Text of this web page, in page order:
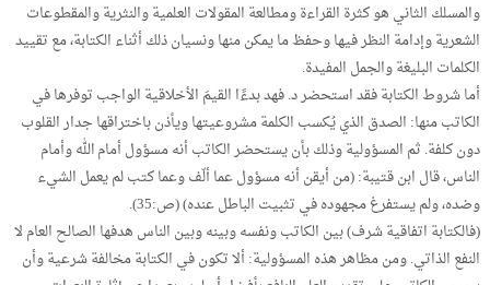
والمسلك الثاني هو كثرة القراءة ومطالعة المقولات العلمية والنثرية والمقطوعات
الشعرية وإدامة النظر فيها وحفظ ما يمكن منها ونسيان ذلك أثناء الكتابة، مع تقييد
الكلمات البليغة والجمل المفيدة.
أما شروط الكتابة فقد استحضر د. فهد بدءًا القيمَ الأخلاقية الواجب توفرها في
الكاتب منها: الصدق الذي يُكسب الكلمة مشروعيتها ويأذن باختراقها جدار القلوب
دون كلفة. ثم المسؤولية وذلك بأن يستحضر الكاتب أنه مسؤول أمام الله وأمام
الناس، قال ابن قتيبة: (من أيقن أنه مسؤول عما ألّف وعما كتب لم يعمل الشيء
وضده، ولم يستفرغ مجهوده في تثبيت الباطل عنده) (ص:35).
(فالكتابة اتفاقية شرف) بين الكاتب ونفسه وبينه وبين الناس هدفها الصالح العام لا
النفع الذاتي. ومن مظاهر هذه المسؤولية: ألا تكون في الكتابة مخالفة شرعية وأن